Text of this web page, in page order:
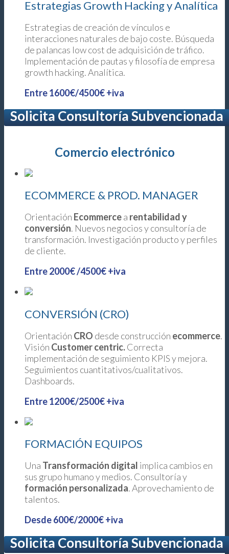
Estrategias Growth Hacking y Analítica
Estrategias de creación de vínculos e
interacciones naturales de bajo coste. Búsqueda
de palancas low cost de adquisición de tráfico.
Implementación de pautas y filosofía de empresa
growth hacking. Analítica.
Entre 1600€/4500€ +iva
Solicita Consultoría Subvencionada
Comercio electrónico
ECOMMERCE & PROD. MANAGER
Orientación Ecommercea rentabilidad y
conversión. Nuevos negocios y consultoría de
transformación. Investigación producto y perfiles
de cliente.
Entre 2000€ /4500€ +iva
CONVERSIÓN (CRO)
Orientación CRO desde construcción ecommerce.
Visión Customer centric.Correcta
implementación de seguimiento KPIS y mejora.
Seguimientos cuantitativos/cualitativos.
Dashboards.
Entre 1200€/2500€ +iva
FORMACIÓN EQUIPOS
Una Transformación digital implica cambios en
sus grupo humano y medios. Consultoría y
formación personalizada. Aprovechamiento de
talentos.
Desde 600€/2000€ +iva
Solicita Consultoría Subvencionada